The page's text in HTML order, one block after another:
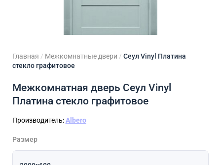
Главная / Межкомнатные двери / Сеул Vinyl Платина
стекло графитовое
Межкомнатная дверь Сеул Vinyl
Платина стекло графитовое
Производитель:Albero
Размер